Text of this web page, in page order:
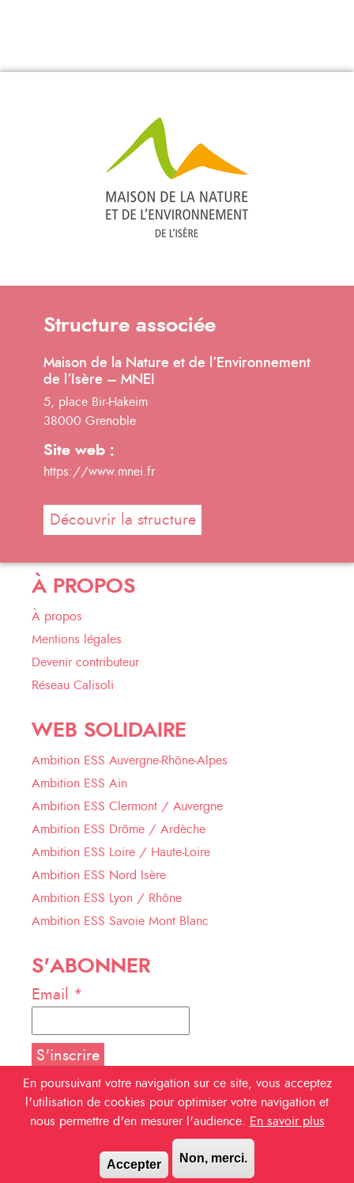
Structure associée
Maison de la Nature et de l’Environnement
de l’Isère – MNEI
5, place Bir-Hakeim
38000 Grenoble
Site web :
https://www.mnei.fr
Découvrir la structure
À PROPOS
À propos
Mentions légales
Devenir contributeur
Réseau Calisoli
WEB SOLIDAIRE
Ambition ESS Auvergne-Rhône-Alpes
Ambition ESS Ain
Ambition ESS Clermont / Auvergne
Ambition ESS Drôme / Ardèche
Ambition ESS Loire / Haute-Loire
Ambition ESS Nord Isère
Ambition ESS Lyon / Rhône
Ambition ESS Savoie Mont Blanc
S'ABONNER
Email *
NOUS SUIVRE
En poursuivant votre navigation sur ce site, vous acceptez
l'utilisation de cookies pour optimiser votre navigation et
nous permettre d'en mesurer l'audience.
En savoir plus
Accepter Non, merci.